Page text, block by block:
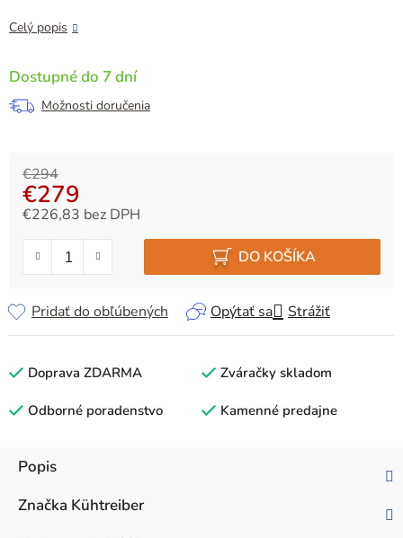
Celý popis
Dostupné do 7 dní
Možnosti doručenia
€294
€279
€226,83 bez DPH
DO KOŠÍKA
Opýtať sa Strážiť
Pridať do obľúbených
Doprava ZDARMA Zváračky skladom
Odborné poradenstvo Kamenné predajne
Popis
Značka Kühtreiber